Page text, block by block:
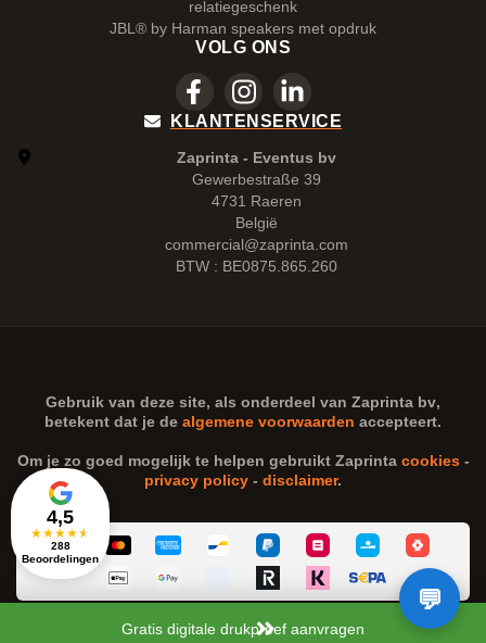
Gratis digitale drukproef aanvragen
4,5
★★★★★
288
Beoordelingen
relatiegeschenk
JBL® by Harman speakers met opdruk
VOLG ONS
KLANTENSERVICE
Zaprinta - Eventus bv
Gewerbestraße 39
4731 Raeren
België
commercial@zaprinta.com
BTW : BE0875.865.260
Gebruik van deze site, als onderdeel van Zaprinta bv,
betekent dat je de algemene voorwaarden accepteert.
Om je zo goed mogelijk te helpen gebruikt Zaprinta cookies-
privacy policy - disclaimer.